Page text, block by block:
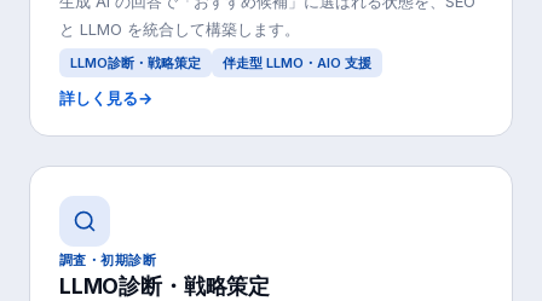
と LLMO を統合して構築します。
LLMO診断・戦略策定 伴走型 LLMO・AIO 支援
詳しく見る→
調査・初期診断
LLMO診断・戦略策定